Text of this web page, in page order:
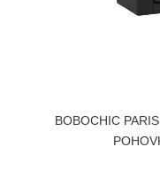
BOBOCHIC